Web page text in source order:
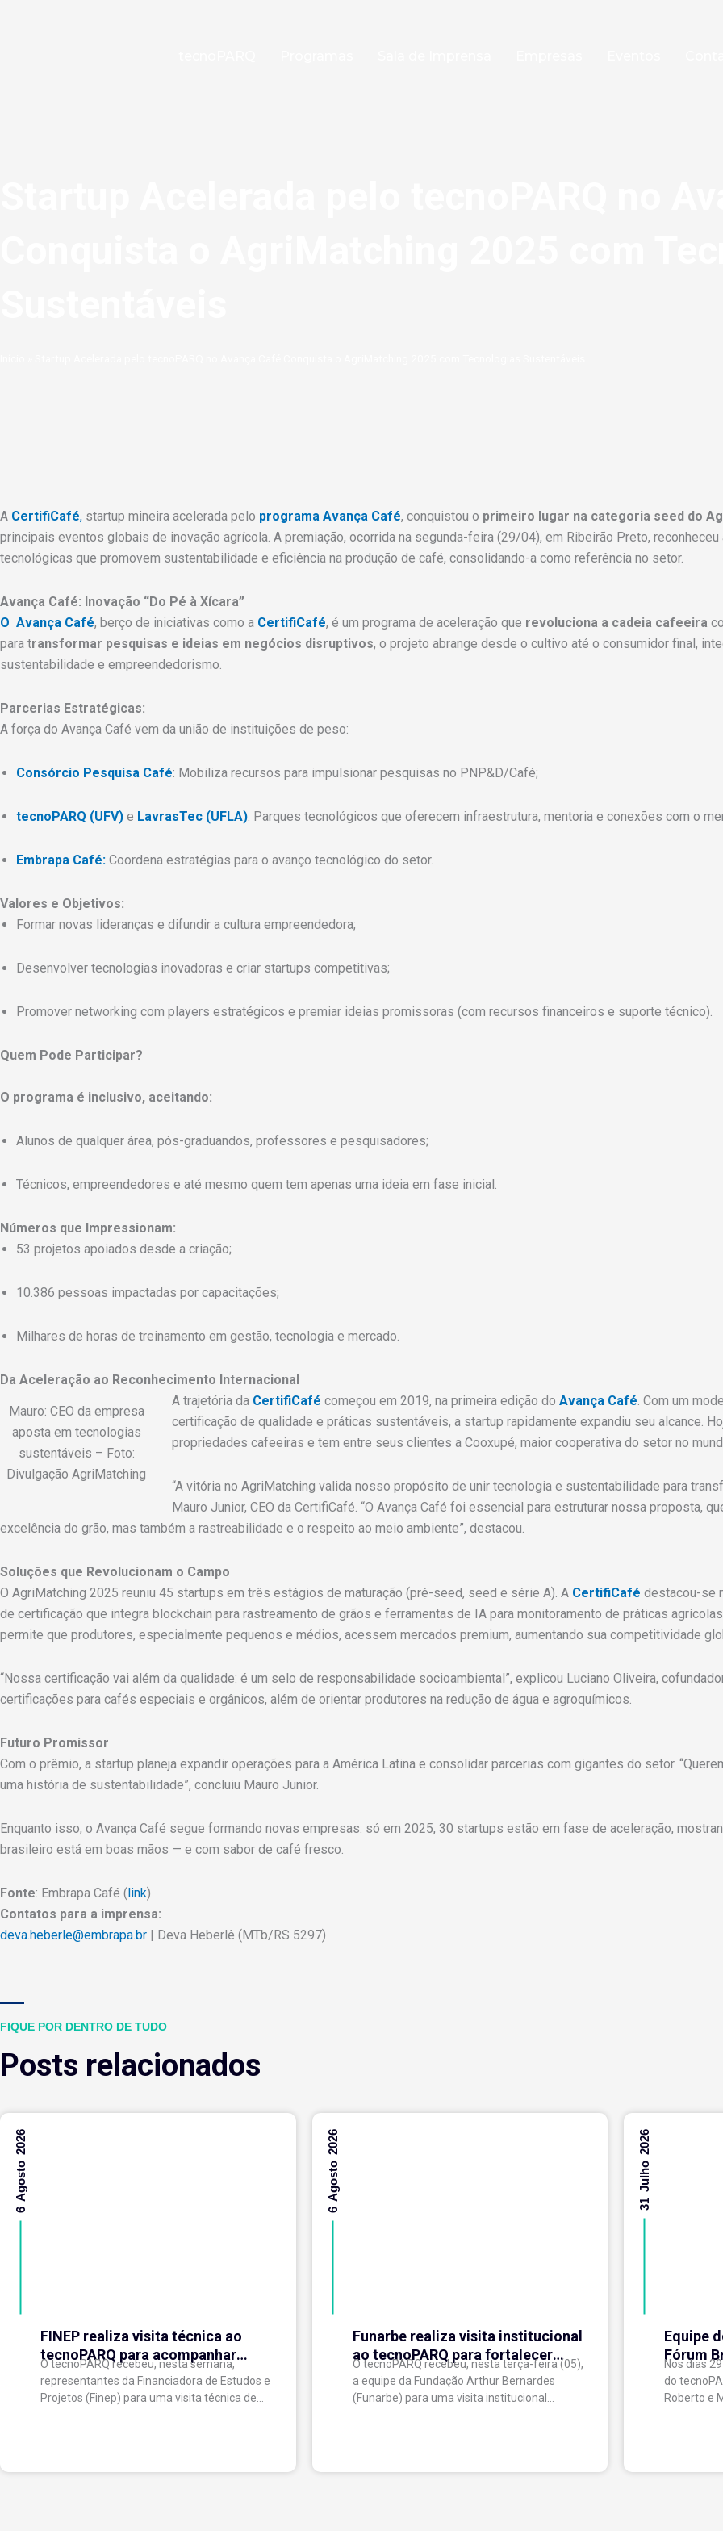
A CertifiCafé, startup mineira acelerada pelo programa Avança Café, conquistou o primeiro lugar na categoria seed do
principais eventos globais de inovação agrícola. A premiação, ocorrida na segunda-feira (29/04), em Ribeirão Preto,
tecnológicas que promovem sustentabilidade e eficiência na produção de café, consolidando-a como referência no setor.
Avança Café: Inovação “Do Pé à Xícara”
O Avança Café, berço de iniciativas como a CertifiCafé, é um programa de aceleração que revoluciona a cadeia cafeeira
para transformar pesquisas e ideias em negócios disruptivos, o projeto abrange desde o cultivo até o consumidor final,
sustentabilidade e empreendedorismo.
Parcerias Estratégicas:
A força do Avança Café vem da união de instituições de peso:
Consórcio Pesquisa Café: Mobiliza recursos para impulsionar pesquisas no PNP&D/Café;
tecnoPARQ (UFV) e LavrasTec (UFLA): Parques tecnológicos que oferecem infraestrutura, mentoria e conexões com o
Embrapa Café: Coordena estratégias para o avanço tecnológico do setor.
Valores e Objetivos:
Formar novas lideranças e difundir a cultura empreendedora;
Desenvolver tecnologias inovadoras e criar startups competitivas;
Promover networking com players estratégicos e premiar ideias promissoras (com recursos financeiros e suporte técnico).
Quem Pode Participar?
O programa é inclusivo, aceitando:
Alunos de qualquer área, pós-graduandos, professores e pesquisadores;
Técnicos, empreendedores e até mesmo quem tem apenas uma ideia em fase inicial.
Números que Impressionam:
53 projetos apoiados desde a criação;
10.386 pessoas impactadas por capacitações;
Milhares de horas de treinamento em gestão, tecnologia e mercado.
Da Aceleração ao Reconhecimento Internacional
Mauro: CEO da empresa
aposta em tecnologias
sustentáveis – Foto:
Divulgação AgriMatching
A trajetória da CertifiCafé começou em 2019, na primeira edição do Avança Café. Com um
certificação de qualidade e práticas sustentáveis, a startup rapidamente expandiu seu alcance.
propriedades cafeeiras e tem entre seus clientes a Cooxupé, maior cooperativa do setor no
“A vitória no AgriMatching valida nosso propósito de unir tecnologia e sustentabilidade para
Mauro Junior, CEO da CertifiCafé. “O Avança Café foi essencial para estruturar nossa proposta,
excelência do grão, mas também a rastreabilidade e o respeito ao meio ambiente”, destacou.
Soluções que Revolucionam o Campo
O AgriMatching 2025 reuniu 45 startups em três estágios de maturação (pré-seed, seed e série A). A CertifiCafé destacou-se
de certificação que integra blockchain para rastreamento de grãos e ferramentas de IA para monitoramento de práticas
permite que produtores, especialmente pequenos e médios, acessem mercados premium, aumentando sua competitividade
“Nossa certificação vai além da qualidade: é um selo de responsabilidade socioambiental”, explicou Luciano Oliveira,
certificações para cafés especiais e orgânicos, além de orientar produtores na redução de água e agroquímicos.
Futuro Promissor
Com o prêmio, a startup planeja expandir operações para a América Latina e consolidar parcerias com gigantes do setor.
uma história de sustentabilidade”, concluiu Mauro Junior.
Enquanto isso, o Avança Café segue formando novas empresas: só em 2025, 30 startups estão em fase de aceleração,
brasileiro está em boas mãos — e com sabor de café fresco.
Fonte: Embrapa Café (link)
Contatos para a imprensa:
deva.heberle@embrapa.br | Deva Heberlê (MTb/RS 5297)
FIQUE POR DENTRO DE TUDO
Posts relacionados
FINEP realiza visita técnica ao
tecnoPARQ para acompanhar
execução do projeto de expansão
do Parque Tecnológico
O tecnoPARQ recebeu, nesta semana,
representantes da Financiadora de Estudos e
Projetos (Finep) para uma visita técnica de
6 Agosto 2026
Funarbe realiza visita institucional
ao tecnoPARQ para fortalecer
parcerias e a gestão da inovação
O tecnoPARQ recebeu, nesta terça-feira (05),
a equipe da Fundação Arthur Bernardes
(Funarbe) para uma visita institucional
6 Agosto 2026
Equipe
Fórum
políticas
Nos dias
do
Roberto e
31 Julho 2026